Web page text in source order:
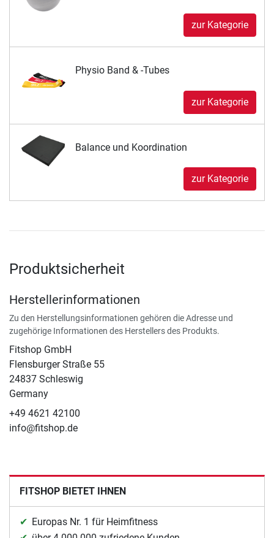
zur Kategorie
Physio Band & -Tubes
zur Kategorie
Balance und Koordination
zur Kategorie
Produktsicherheit
Herstellerinformationen
Zu den Herstellungsinformationen gehören die Adresse und
zugehörige Informationen des Herstellers des Produkts.
Fitshop GmbH
Flensburger Straße 55
24837 Schleswig
Germany
+49 4621 42100
info@fitshop.de
FITSHOP BIETET IHNEN
Europas Nr. 1 für Heimfitness